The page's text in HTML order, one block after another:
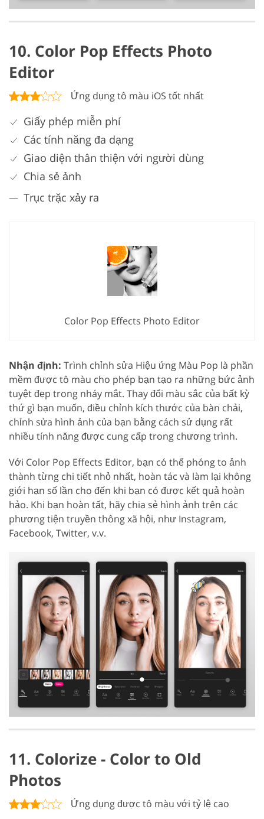
10. Color Pop Effects Photo
Editor
Ứng dụng tô màu iOS tốt nhất
Giấy phép miễn phí
Các tính năng đa dạng
Giao diện thân thiện với người dùng
Chia sẻ ảnh
Trục trặc xảy ra
Color Pop Effects Photo Editor
Nhận định: Trình chỉnh sửa Hiệu ứng Màu Pop là phần
mềm được tô màu cho phép bạn tạo ra những bức ảnh
tuyệt đẹp trong nháy mắt. Thay đổi màu sắc của bất kỳ
thứ gì bạn muốn, điều chỉnh kích thước của bàn chải,
chỉnh sửa hình ảnh của bạn bằng cách sử dụng rất
nhiều tính năng được cung cấp trong chương trình.
Với Color Pop Effects Editor, bạn có thể phóng to ảnh
thành từng chi tiết nhỏ nhất, hoàn tác và làm lại không
giới hạn số lần cho đến khi bạn có được kết quả hoàn
hảo. Khi bạn hoàn tất, hãy chia sẻ hình ảnh trên các
phương tiện truyền thông xã hội, như Instagram,
Facebook, Twitter, v.v.
11. Colorize - Color to Old
Photos
Ứng dụng được tô màu với tỷ lệ cao